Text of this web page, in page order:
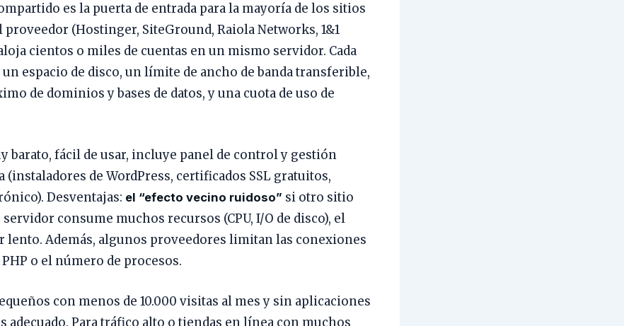
es la puerta de entrada para la mayoría de los sitios
proveedor (Hostinger, SiteGround, Raiola Networks, 1&1
cientos o miles de cuentas en un mismo servidor. Cada
espacio de disco, un límite de ancho de banda transferible,
de dominios y bases de datos, y una cuota de uso de
barato, fácil de usar, incluye panel de control y gestión
(instaladores de WordPress, certificados SSL gratuitos,
Desventajas: el “efecto vecino ruidoso” si otro sitio
consume muchos recursos (CPU, I/O de disco), el
lento. Además, algunos proveedores limitan las conexiones
o el número de procesos.
con menos de 10.000 visitas al mes y sin aplicaciones
adecuado. Para tráfico alto o tiendas en línea con muchos